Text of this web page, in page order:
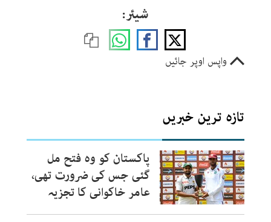
شیئر:
واپس اوپر جائیں
تازہ ترین خبریں
پاکستان کو وہ فتح مل
گئی جس کی ضرورت تھی،
عامر خاکوانی کا تجزیہ